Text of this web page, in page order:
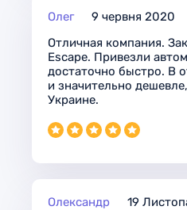
Олег
9 червня 2020
Отличная компания.
Escape. Привезли
достаточно быстро. В
и значительно
Украине.
Олександр
19